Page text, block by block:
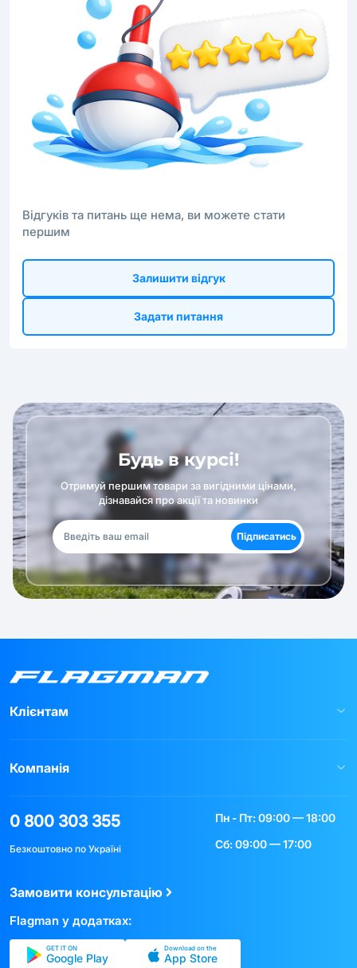
Відгуків та питань ще нема, ви можете стати
першим
Залишити відгук
Задати питання
Будь в курсі!
Отримуй першим товари за вигідними цінами,
дізнавайся про акції та новинки
Підписатись
Клієнтам
Компанія
0 800 303 355
Безкоштовно по Україні
Пн - Пт: 09:00 — 18:00
Сб: 09:00 — 17:00
Замовити консультацію
Flagman у додатках:
GET IT ON
Google Play
Download on the
App Store